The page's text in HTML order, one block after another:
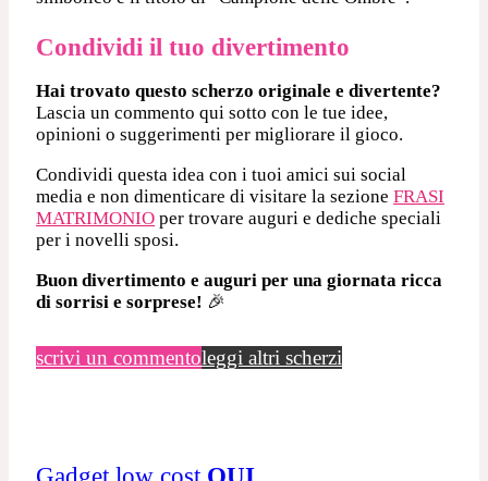
Condividi il tuo divertimento
Hai trovato questo scherzo originale e divertente?
Lascia un commento qui sotto con le tue idee,
opinioni o suggerimenti per migliorare il gioco.
Condividi questa idea con i tuoi amici sui social
media e non dimenticare di visitare la sezione FRASI
MATRIMONIO per trovare auguri e dediche speciali
per i novelli sposi.
Buon divertimento e auguri per una giornata ricca
di sorrisi e sorprese! 🎉
scrivi un commentoleggi altri scherzi